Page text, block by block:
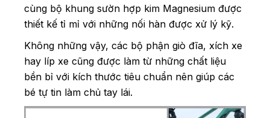
cùng bộ khung sườn hợp kim Magnesium được
thiết kế tỉ mỉ với những nối hàn được xử lý kỹ.
Không những vậy, các bộ phận giò đĩa, xích xe
hay líp xe cũng được làm từ những chất liệu
bền bỉ với kích thước tiêu chuẩn nên giúp các
bé tự tin làm chủ tay lái.